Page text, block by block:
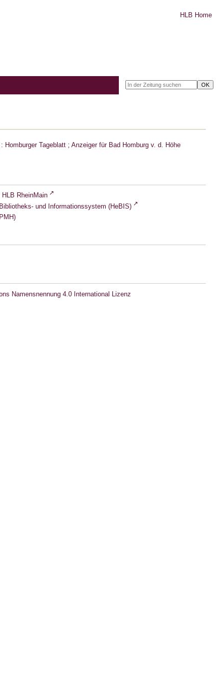
HLB Home
: Homburger Tageblatt ; Anzeiger für Bad Homburg v. d. Höhe
RheinMain
und Informationssystem (HeBIS)
Namensnennung 4.0 International Lizenz